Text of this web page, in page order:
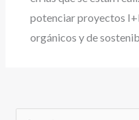
potenciar proyectos
orgánicos y de